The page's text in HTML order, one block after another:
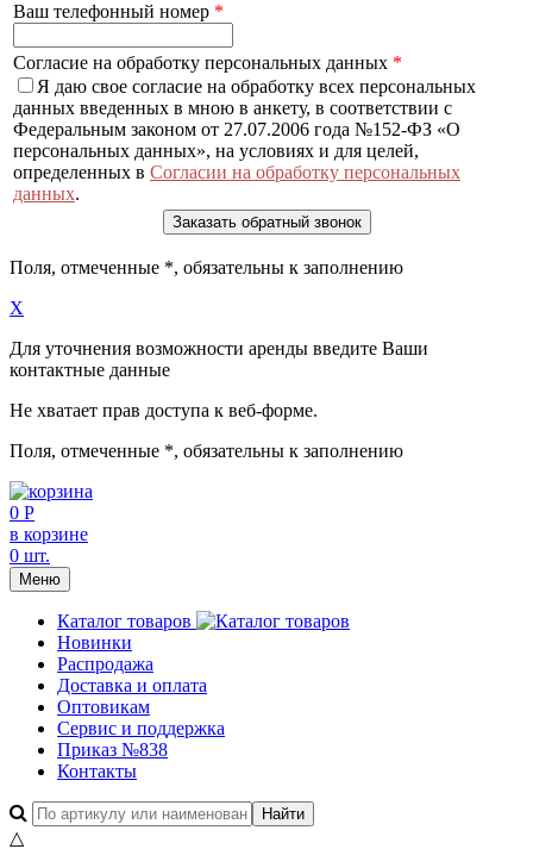
Ваш телефонный номер *
Согласие на обработку персональных данных *
Я даю свое согласие на обработку всех персональных
данных введенных в мною в анкету, в соответствии с
Федеральным законом от 27.07.2006 года №152-ФЗ «О
персональных данных», на условиях и для целей,
определенных в Согласии на обработку персональных
данных.
Поля, отмеченные *, обязательны к заполнению
X
Для уточнения возможности аренды введите Ваши
контактные данные
Не хватает прав доступа к веб-форме.
Поля, отмеченные *, обязательны к заполнению
0 Р
в корзине
0 шт.
Меню
Каталог товаров
Новинки
Распродажа
Доставка и оплата
Оптовикам
Сервис и поддержка
Приказ №838
Контакты
△